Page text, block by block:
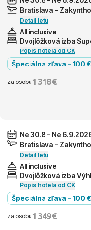
Bratislava -
Detail letu
All inclusive
Dvojlôžková izba
Popis hotela od CK
Špeciálna zľava - 100 €
za osobu 1 318 €
Ne 30.8 - Ne
Bratislava -
Detail letu
All inclusive
Dvojlôžková izba
Popis hotela od CK
Špeciálna zľava - 100 €
za osobu 1 349 €